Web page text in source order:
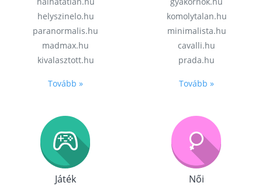
helyszinelo.hu
paranormalis.hu
madmax.hu
kivalasztott.hu
Tovább »
komolytalan.hu
minimalista.hu
cavalli.hu
prada.hu
Tovább »
Játék Női